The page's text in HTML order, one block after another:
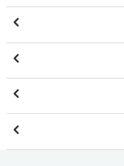



